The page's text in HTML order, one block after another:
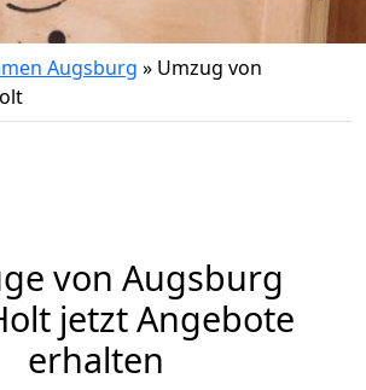
Augsburg » Umzug von
von Augsburg
jetzt Angebote
erhalten